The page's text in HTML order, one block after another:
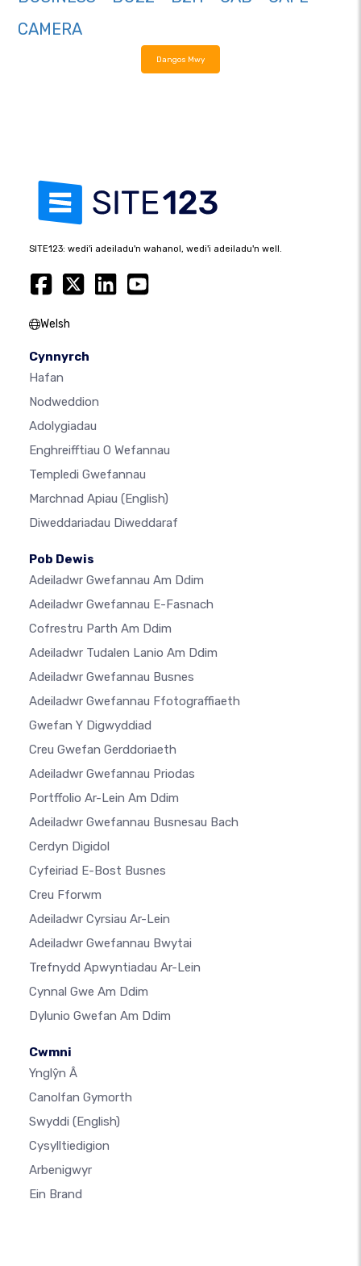
CAMERA
Dangos Mwy
SITE123: wedi'i adeiladu'n wahanol, wedi'i adeiladu'n well.
Welsh
Cynnyrch
Hafan
Nodweddion
Adolygiadau
Enghreifftiau O Wefannau
Templedi Gwefannau
Marchnad Apiau (English)
Diweddariadau Diweddaraf
Pob Dewis
Adeiladwr Gwefannau Am Ddim
Adeiladwr Gwefannau E-Fasnach
Cofrestru Parth Am Ddim
Adeiladwr Tudalen Lanio Am Ddim
Adeiladwr Gwefannau Busnes
Adeiladwr Gwefannau Ffotograffiaeth
Gwefan Y Digwyddiad
Creu Gwefan Gerddoriaeth
Adeiladwr Gwefannau Priodas
Portffolio Ar-Lein Am Ddim
Adeiladwr Gwefannau Busnesau Bach
Cerdyn Digidol
Cyfeiriad E-Bost Busnes
Creu Fforwm
Adeiladwr Cyrsiau Ar-Lein
Adeiladwr Gwefannau Bwytai
Trefnydd Apwyntiadau Ar-Lein
Cynnal Gwe Am Ddim
Dylunio Gwefan Am Ddim
Cwmni
Ynglŷn Â
Canolfan Gymorth
Swyddi (English)
Cysylltiedigion
Arbenigwyr
Ein Brand